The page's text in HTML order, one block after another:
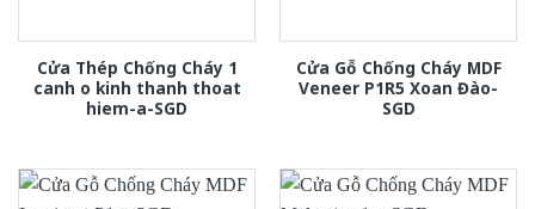
Cửa Thép Chống Cháy 1
canh o kinh thanh thoat
hiem-a-SGD
Cửa Gỗ Chống Cháy MDF
Veneer P1R5 Xoan Đào-
SGD